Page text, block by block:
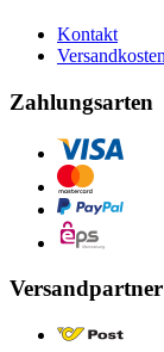
Kontakt
Versandkosten
Zahlungsarten
Versandpartner